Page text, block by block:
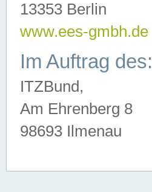
13353 Berlin
www.ees-gmbh.de
Im Auftrag des:
ITZBund,
Am Ehrenberg 8
98693 Ilmenau